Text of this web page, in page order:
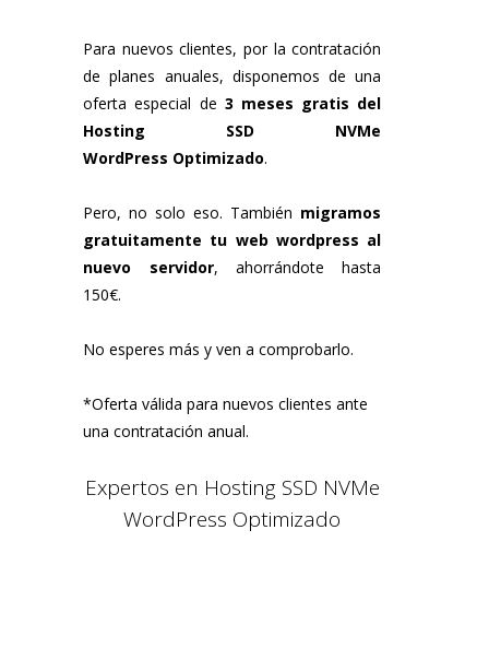
Para nuevos clientes, por la contratación
de planes anuales, disponemos de una
oferta especial de 3 meses gratis del
Hosting SSD NVMe
WordPress Optimizado.
Pero, no solo eso. También migramos
gratuitamente tu web wordpress al
nuevo servidor, ahorrándote hasta
150€.
No esperes más y ven a comprobarlo.
*Oferta válida para nuevos clientes ante
una contratación anual.
Expertos en Hosting SSD NVMe
WordPress Optimizado